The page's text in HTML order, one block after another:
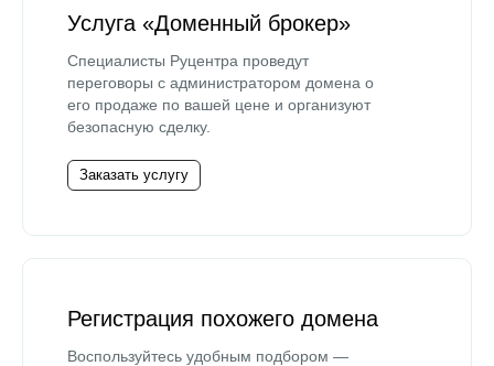
Услуга «Доменный брокер»
Специалисты Руцентра проведут
переговоры с администратором домена о
его продаже по вашей цене и организуют
безопасную сделку.
Заказать услугу
Регистрация похожего домена
Воспользуйтесь удобным подбором —